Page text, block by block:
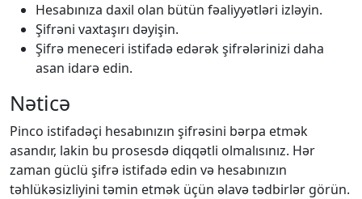
Hesabınıza daxil olan bütün fəaliyyətləri izləyin.
Şifrəni vaxtaşırı dəyişin.
Şifrə meneceri istifadə edərək şifrələrinizi daha
asan idarə edin.
Nəticə
Pinco istifadəçi hesabınızın şifrəsini bərpa etmək
asandır, lakin bu prosesdə diqqətli olmalısınız. Hər
zaman güclü şifrə istifadə edin və hesabınızın
təhlükəsizliyini təmin etmək üçün əlavə tədbirlər görün.